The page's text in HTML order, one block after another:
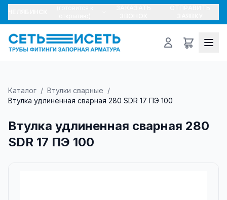
Каталог / Втулки сварные /
Втулка удлиненная сварная 280 SDR 17 ПЭ 100
Втулка удлиненная сварная 280
SDR 17 ПЭ 100